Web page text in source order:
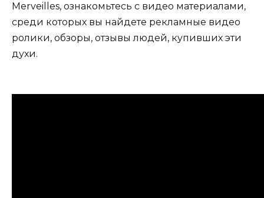
Merveilles, ознакомьтесь с видео материалами,
среди которых вы найдете рекламные видео
ролики, обзоры, отзывы людей, купивших эти
духи.